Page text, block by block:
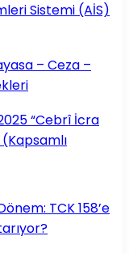
Sistemi (AİS)
– Ceza –
“Cebrî İcra
TCK 158’e